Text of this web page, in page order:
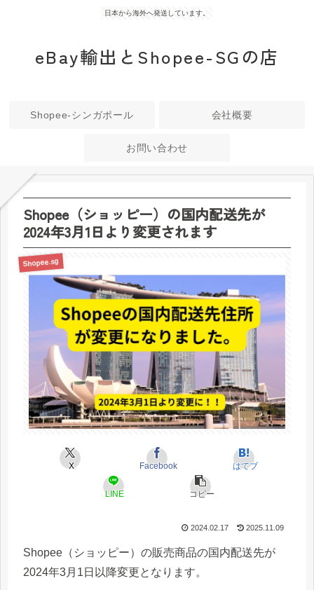
日本から海外へ発送しています。
eBay輸出とShopee-SGの店
Shopee-シンガポール 会社概要
お問い合わせ
Shopee（ショッピー）の国内配送先が
2024年3月1日より変更されます
Shopee.sg
X Facebook はてブ
LINE コピー
2024.02.17 2025.11.09
Shopee（ショッピー）の販売商品の国内配送先が
2024年3月1日以降変更となります。